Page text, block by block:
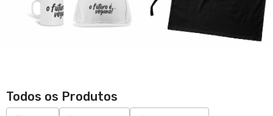
Todos os Produtos